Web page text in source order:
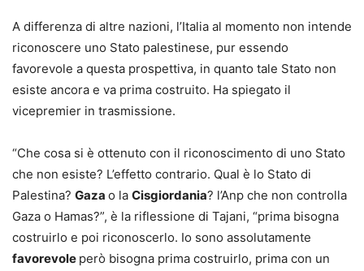
A differenza di altre nazioni, l’Italia al momento non intende
riconoscere uno Stato palestinese, pur essendo
favorevole a questa prospettiva, in quanto tale Stato non
esiste ancora e va prima costruito. Ha spiegato il
vicepremier in trasmissione.
“Che cosa si è ottenuto con il riconoscimento di uno Stato
che non esiste? L’effetto contrario. Qual è lo Stato di
Palestina? Gaza o la Cisgiordania? l’Anp che non controlla
Gaza o Hamas?”, è la riflessione di Tajani, “prima bisogna
costruirlo e poi riconoscerlo. Io sono assolutamente
favorevole però bisogna prima costruirlo, prima con un